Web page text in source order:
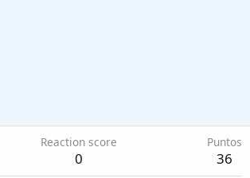
Reaction score
0
Puntos
36